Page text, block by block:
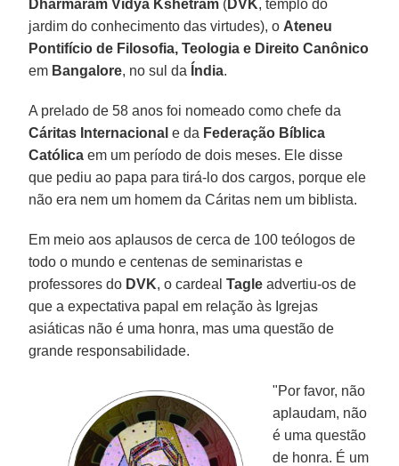
Dharmaram Vidya Kshetram (DVK, templo do
jardim do conhecimento das virtudes), o Ateneu
Pontifício de Filosofia, Teologia e Direito Canônico
em Bangalore, no sul da Índia.
A prelado de 58 anos foi nomeado como chefe da
Cáritas Internacional e da Federação Bíblica
Católica em um período de dois meses. Ele disse
que pediu ao papa para tirá-lo dos cargos, porque ele
não era nem um homem da Cáritas nem um biblista.
Em meio aos aplausos de cerca de 100 teólogos de
todo o mundo e centenas de seminaristas e
professores do DVK, o cardealTagle advertiu-os de
que a expectativa papal em relação às Igrejas
asiáticas não é uma honra, mas uma questão de
grande responsabilidade.
"Por favor, não
aplaudam, não
é uma questão
de honra. É um